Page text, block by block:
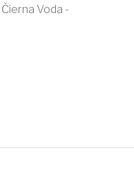
Čierna Voda -